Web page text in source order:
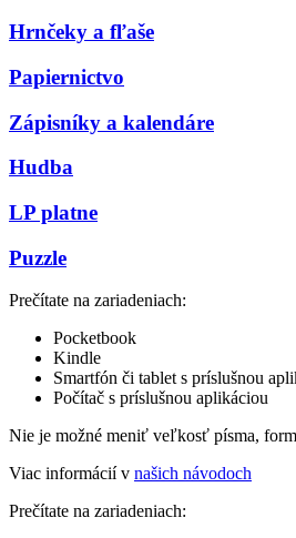
Hrnčeky a fľaše
Papiernictvo
Zápisníky a kalendáre
Hudba
LP platne
Puzzle
Prečítate na zariadeniach:
Pocketbook
Kindle
Smartfón či tablet s príslušnou
Počítač s príslušnou aplikáciou
Nie je možné meniť veľkosť písma,
Viac informácií v našich návodoch
Prečítate na zariadeniach: